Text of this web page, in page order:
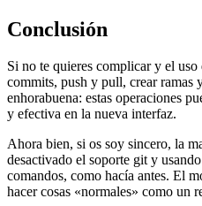
Conclusión
Si no te quieres complicar y el
commits, push y pull, crear ramas
enhorabuena: estas operaciones
y efectiva en la nueva interfaz.
Ahora bien, si os soy sincero, la
desactivado el soporte git y
comandos, como hacía antes. El
hacer cosas «normales» como un